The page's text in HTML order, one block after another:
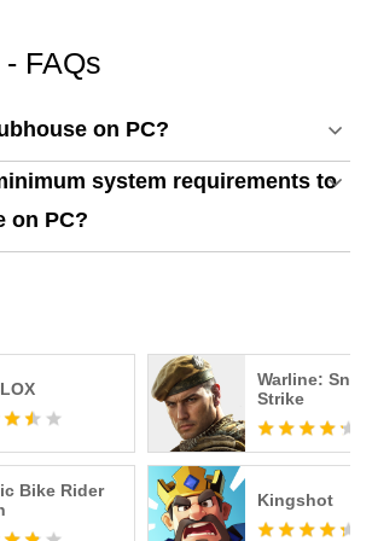
FAQs
on PC?
system requirements to
on PC?
Warline:
Strike
Bike Rider
Kingshot